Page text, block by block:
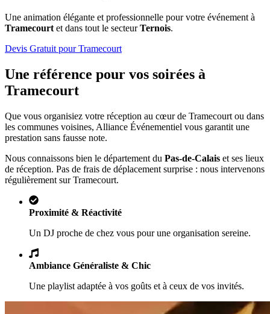
Une animation élégante et professionnelle pour votre événement à
Tramecourt et dans tout le secteurTernois.
Devis Gratuit pourTramecourt
Une référence pour vos soirées à
Tramecourt
Que vous organisiez votre réception au cœur de Tramecourt ou dans
les communes voisines, Alliance Événementiel vous garantit une
prestation sans fausse note.
Nous connaissons bien le département du Pas-de-Calais et ses lieux
de réception. Pas de frais de déplacement surprise : nous intervenons
régulièrement surTramecourt.
Proximité & Réactivité
Un DJ proche de chez vous pour une organisation sereine.
Ambiance Généraliste & Chic
Une playlist adaptée à vos goûts et à ceux de vos invités.